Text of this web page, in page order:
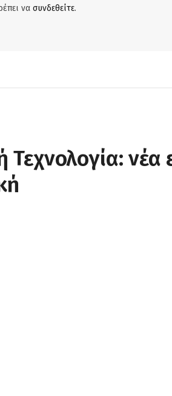
να συνδεθείτε.
Τεχνολογία: νέα